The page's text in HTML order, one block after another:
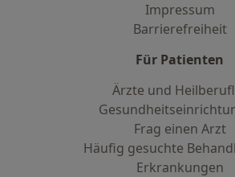
Impressum
Barrierefreiheit
Für Patienten
Ärzte und
Frag einen Arzt
Häufig gesuchte
Erkrankungen